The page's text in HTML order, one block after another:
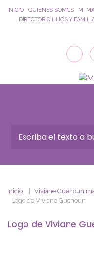
Saltar al contenido
INICIO QUIENES SOMOS MI
DIRECTORIO HIJOS Y
Inicio
Viviane Guenoun
Logo de Viviane Guenoun
Logo de Viviane